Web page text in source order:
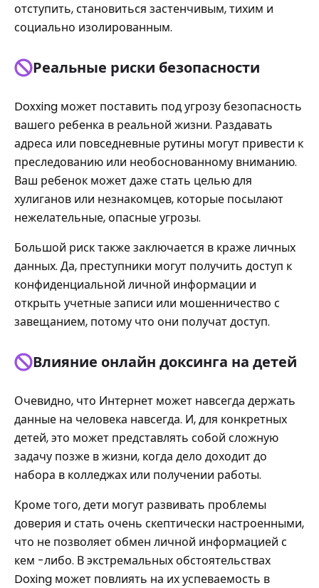
отступить, становиться застенчивым, тихим и
социально изолированным.
Реальные риски безопасности
Doxxing может поставить под угрозу безопасность
вашего ребенка в реальной жизни. Раздавать
адреса или повседневные рутины могут привести к
преследованию или необоснованному вниманию.
Ваш ребенок может даже стать целью для
хулиганов или незнакомцев, которые посылают
нежелательные, опасные угрозы.
Большой риск также заключается в краже личных
данных. Да, преступники могут получить доступ к
конфиденциальной личной информации и
открыть учетные записи или мошенничество с
завещанием, потому что они получат доступ.
Влияние онлайн доксинга на детей
Очевидно, что Интернет может навсегда держать
данные на человека навсегда. И, для конкретных
детей, это может представлять собой сложную
задачу позже в жизни, когда дело доходит до
набора в колледжах или получении работы.
Кроме того, дети могут развивать проблемы
доверия и стать очень скептически настроенными,
что не позволяет обмен личной информацией с
кем -либо. В экстремальных обстоятельствах
Doxing может повлиять на их успеваемость в